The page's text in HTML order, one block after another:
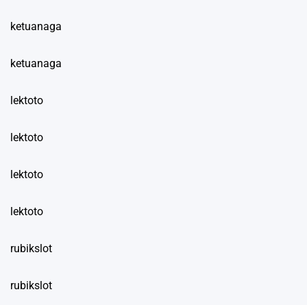
ketuanaga
ketuanaga
lektoto
lektoto
lektoto
lektoto
rubikslot
rubikslot